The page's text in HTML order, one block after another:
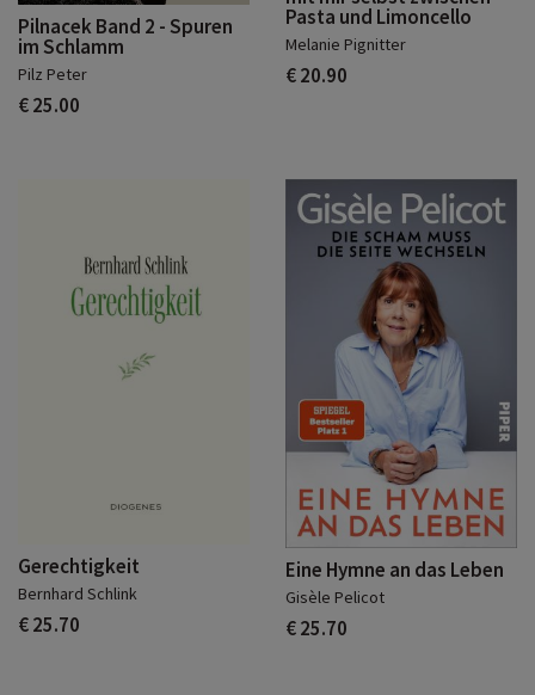
Pilnacek Band 2 - Spuren
im Schlamm
Pilz Peter
€ 25.00
Pasta und Limoncello
Melanie Pignitter
€ 20.90
Gerechtigkeit
Bernhard Schlink
€ 25.70
Eine Hymne an das Leben
Gisèle Pelicot
€ 25.70